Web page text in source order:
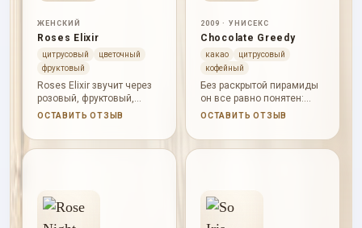
ЖЕНСКИЙ
Roses Elixir
цитрусовый
цветочный
фруктовый
Roses Elixir звучит через
розовый, фруктовый,
сладкий, цитрусовый и
ОСТАВИТЬ ОТЗЫВ
2009 · УНИСЕКС
Chocolate Greedy
какао
цитрусовый
кофейный
Без раскрытой пирамиды
он все равно понятен:
плотный шоколадно-
холодного воздуха и
уютной одежды.
ОСТАВИТЬ ОТЗЫВ